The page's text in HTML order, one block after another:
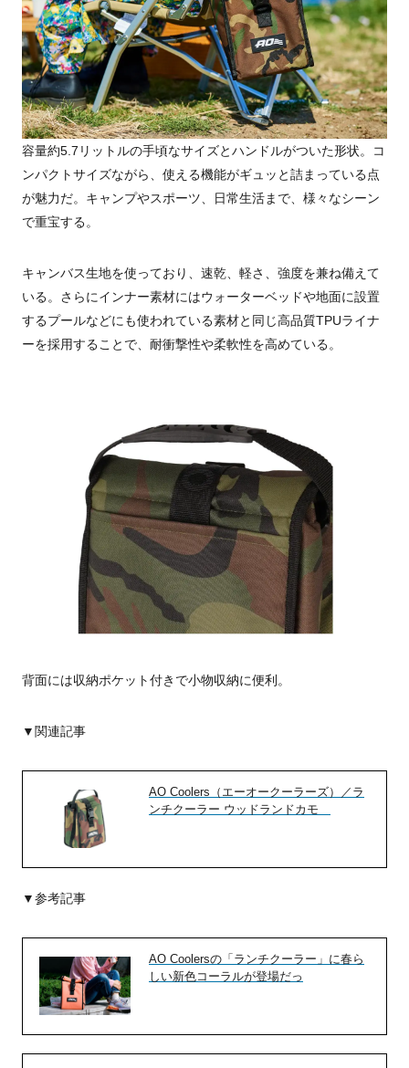
容量約5.7リットルの手頃なサイズとハンドルがついた形状。コ
ンパクトサイズながら、使える機能がギュッと詰まっている点
が魅力だ。キャンプやスポーツ、日常生活まで、様々なシーン
で重宝する。
キャンバス生地を使っており、速乾、軽さ、強度を兼ね備えて
いる。さらにインナー素材にはウォーターベッドや地面に設置
するプールなどにも使われている素材と同じ高品質TPUライナ
ーを採用することで、耐衝撃性や柔軟性を高めている。
背面には収納ポケット付きで小物収納に便利。
▼関連記事
AO Coolers（エーオークーラーズ）／ラ
ンチクーラー ウッドランドカモ
▼参考記事
AO Coolersの「ランチクーラー」に春ら
しい新色コーラルが登場だっ